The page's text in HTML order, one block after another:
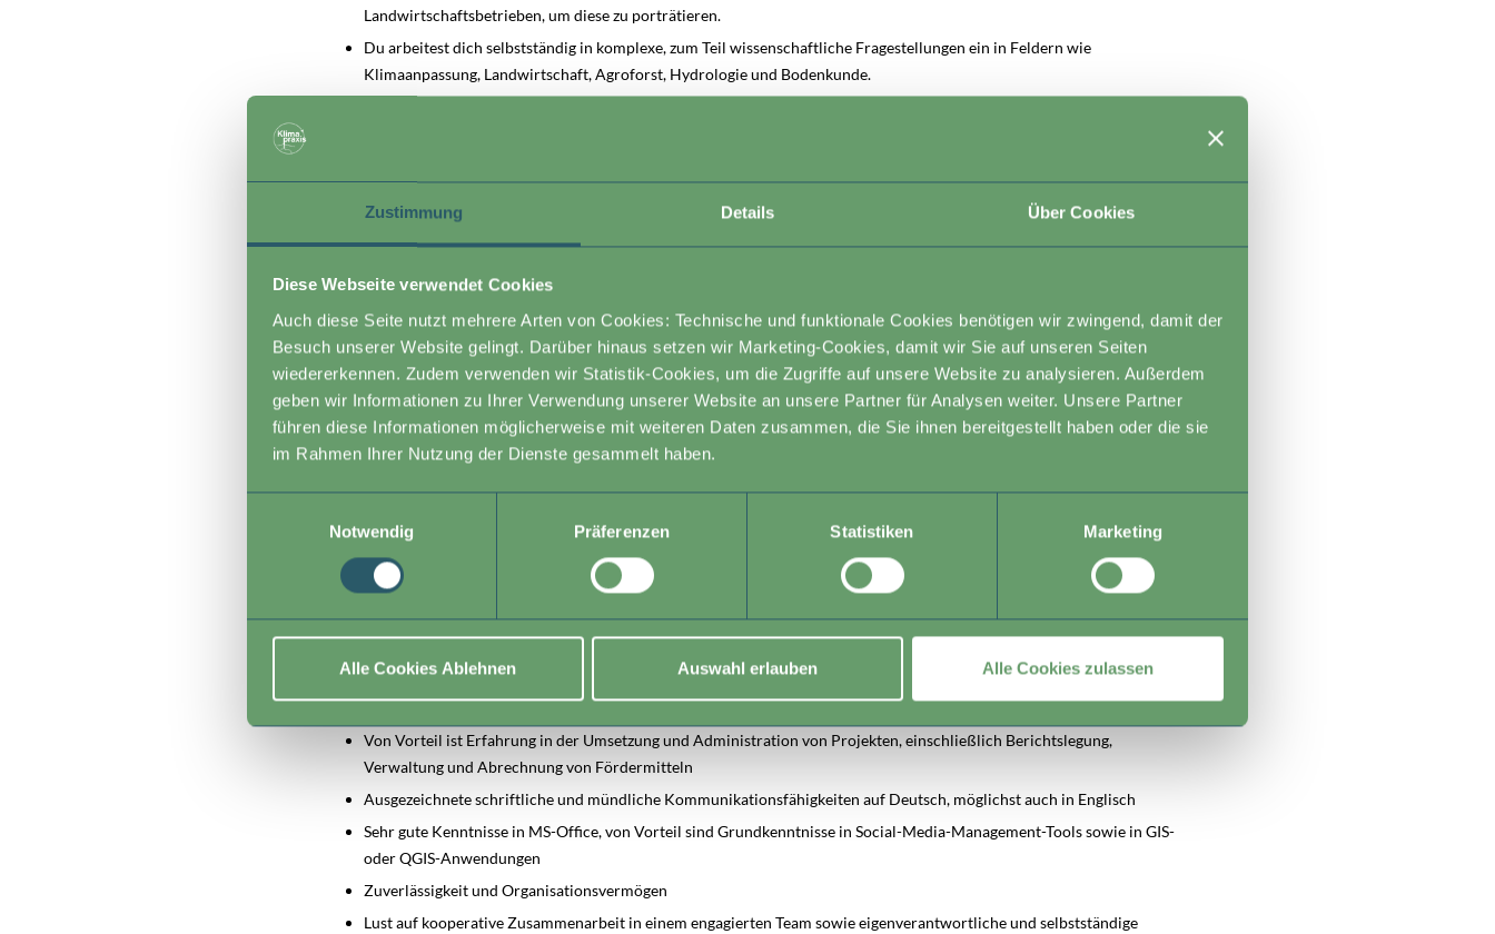
Zustimmung Details Über Cookies
Diese Webseite verwendet Cookies
Auch diese Seite nutzt mehrere Arten von Cookies: Technische und funktionale Cookies benötigen wir zwingend, damit der
Besuch unserer Website gelingt. Darüber hinaus setzen wir Marketing-Cookies, damit wir Sie auf unseren Seiten
wiedererkennen. Zudem verwenden wir Statistik-Cookies, um die Zugriffe auf unsere Website zu analysieren. Außerdem
geben wir Informationen zu Ihrer Verwendung unserer Website an unsere Partner für Analysen weiter. Unsere Partner
führen diese Informationen möglicherweise mit weiteren Daten zusammen, die Sie ihnen bereitgestellt haben oder die sie
im Rahmen Ihrer Nutzung der Dienste gesammelt haben.
Notwendig
Präferenzen Statistiken Marketing
Alle Cookies Ablehnen Auswahl erlauben Alle Cookies zulassen
Landwirtschaftsbetrieben, um diese zu porträtieren.
Du arbeitest dich selbstständig in komplexe, zum Teil wissenschaftliche Fragestellungen ein in Feldern wie
Klimaanpassung, Landwirtschaft, Agroforst, Hydrologie und Bodenkunde.
Landwirtschaft, Verbänden, Naturschutz, Wissenschaft, Ingenieurswesen, Verwaltung, Politik und Gesellschaft.
In Zusammenarbeit mit der Deutschen Agroforst GmbH konzipierst du einen Film über etablierte Keyline-Systeme im
deutschsprachigen Raum und verbreitest diesen.
Du organisierst einen Stakeholder-Dialog, führst Interviews mit den beteiligten Akteur:innen und wertest die
gewonnenen Erkenntnisse aus.
Du unterstützt die Veranstaltung von Feldtagen und Workshops mit dem Klimapraxis-Team.
Im Rahmen des Förderprojekts erstellst du Zwischenberichte und verwaltest Fördermittel zusammen mit dem
Klimapraxis-Team.
Abgeschlossenes Master- oder Diplomstudium in Sozialwissenschaften, Agrar- oder Umweltwissenschaften,
Hydrologie, Bodenkunde, Landschaftsplanung oder einem verwandten Bereich
Mehrjährige Erfahrung in einem dieser Themenfelder
Kommunikationskanäle
Freude und Feingefühl, mit verschiedenen Zielgruppen und Partnern zusammenzuarbeiten
Von Vorteil ist Erfahrung in der Umsetzung und Administration von Projekten, einschließlich Berichtslegung,
Verwaltung und Abrechnung von Fördermitteln
Ausgezeichnete schriftliche und mündliche Kommunikationsfähigkeiten auf Deutsch, möglichst auch in Englisch
Sehr gute Kenntnisse in MS-Office, von Vorteil sind Grundkenntnisse in Social-Media-Management-Tools sowie in GIS-
oder QGIS-Anwendungen
Zuverlässigkeit und Organisationsvermögen
Lust auf kooperative Zusammenarbeit in einem engagierten Team sowie eigenverantwortliche und selbstständige